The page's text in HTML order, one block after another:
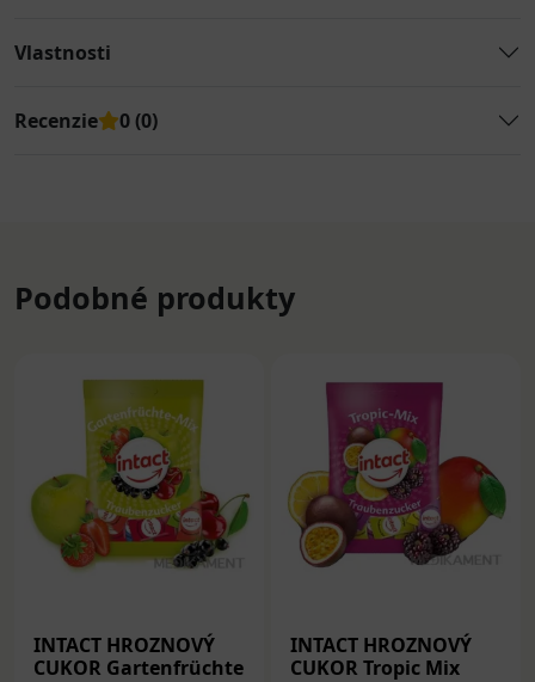
Vlastnosti
Recenzie 0 (0)
Podobné produkty
INTACT HROZNOVÝ
CUKOR Gartenfrüchte
INTACT HROZNOVÝ
CUKOR Tropic Mix